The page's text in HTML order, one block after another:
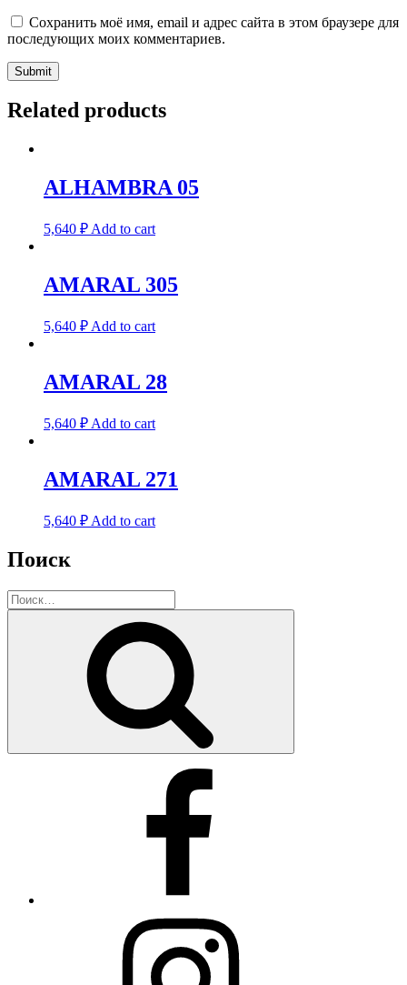
Сохранить моё имя, email и адрес сайта в этом браузере для
последующих моих комментариев.
Related products
ALHAMBRA 05
5,640 ₽ Add to cart
AMARAL 305
5,640 ₽ Add to cart
AMARAL 28
5,640 ₽ Add to cart
AMARAL 271
5,640 ₽ Add to cart
Поиск
Искать: